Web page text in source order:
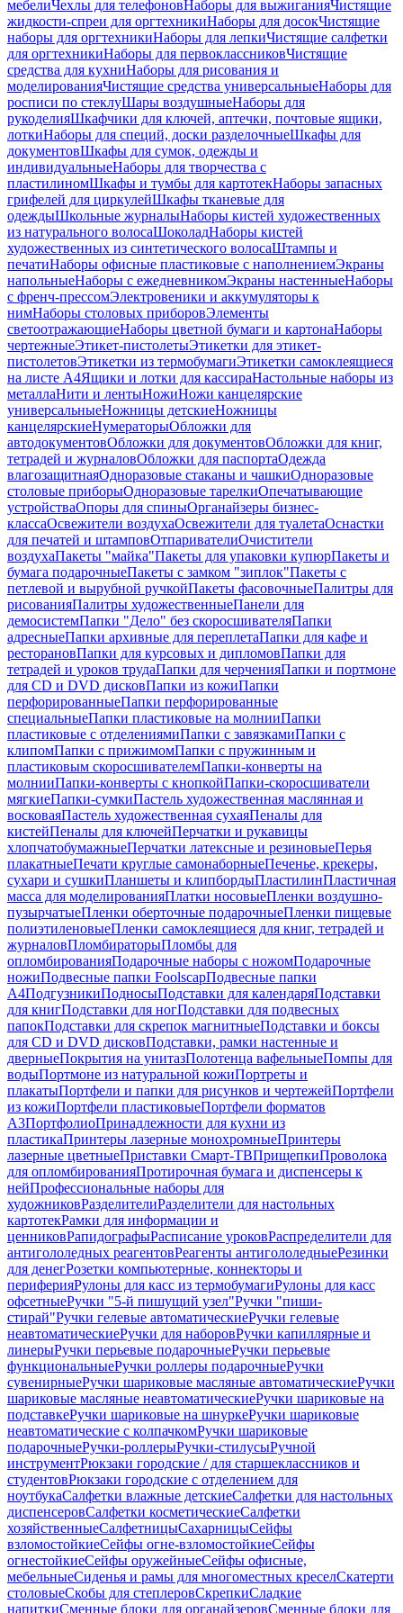
мебелиЧехлы для телефоновНаборы для выжиганияЧистящие
жидкости-спреи для оргтехникиНаборы для досокЧистящие
наборы для оргтехникиНаборы для лепкиЧистящие салфетки
для оргтехникиНаборы для первоклассниковЧистящие
средства для кухниНаборы для рисования и
моделированияЧистящие средства универсальныеНаборы для
росписи по стеклуШары воздушныеНаборы для
рукоделияШкафчики для ключей, аптечки, почтовые ящики,
лоткиНаборы для специй, доски разделочныеШкафы для
документовШкафы для сумок, одежды и
индивидуальныеНаборы для творчества с
пластилиномШкафы и тумбы для картотекНаборы запасных
грифелей для циркулейШкафы тканевые для
одеждыШкольные журналыНаборы кистей художественных
из натурального волосаШоколадНаборы кистей
художественных из синтетического волосаШтампы и
печатиНаборы офисные пластиковые с наполнениемЭкраны
напольныеНаборы с ежедневникомЭкраны настенныеНаборы
с френч-прессомЭлектровеники и аккумуляторы к
нимНаборы столовых приборовЭлементы
светоотражающиеНаборы цветной бумаги и картонаНаборы
чертежныеЭтикет-пистолетыЭтикетки для этикет-
пистолетовЭтикетки из термобумагиЭтикетки самоклеящиеся
на листе А4Ящики и лотки для кассираНастольные наборы из
металлаНити и лентыНожиНожи канцелярские
универсальныеНожницы детскиеНожницы
канцелярскиеНумераторыОбложки для
автодокументовОбложки для документовОбложки для книг,
тетрадей и журналовОбложки для паспортаОдежда
влагозащитнаяОдноразовые стаканы и чашкиОдноразовые
столовые приборыОдноразовые тарелкиОпечатывающие
устройстваОпоры для спиныОрганайзеры бизнес-
классаОсвежители воздухаОсвежители для туалетаОснастки
для печатей и штамповОтпаривателиОчистители
воздухаПакеты "майка"Пакеты для упаковки купюрПакеты и
бумага подарочныеПакеты с замком "зиплок"Пакеты с
петлевой и вырубной ручкойПакеты фасовочныеПалитры для
рисованияПалитры художественныеПанели для
демосистемПапки "Дело" без скоросшивателяПапки
адресныеПапки архивные для переплетаПапки для кафе и
ресторановПапки для курсовых и дипломовПапки для
тетрадей и уроков трудаПапки для черченияПапки и портмоне
для CD и DVD дисковПапки из кожиПапки
перфорированныеПапки перфорированные
специальныеПапки пластиковые на молнииПапки
пластиковые с отделениямиПапки с завязкамиПапки с
клипомПапки с прижимомПапки с пружинным и
пластиковым скоросшивателемПапки-конверты на
молнииПапки-конверты с кнопкойПапки-скоросшиватели
мягкиеПапки-сумкиПастель художественная маслянная и
восковаяПастель художественная сухаяПеналы для
кистейПеналы для ключейПерчатки и рукавицы
хлопчатобумажныеПерчатки латексные и резиновыеПерья
плакатныеПечати круглые самонаборныеПеченье, крекеры,
сухари и сушкиПланшеты и клипбордыПластилинПластичная
масса для моделированияПлатки носовыеПленки воздушно-
пузырчатыеПленки оберточные подарочныеПленки пищевые
полиэтиленовыеПленки самоклеящиеся для книг, тетрадей и
журналовПломбираторыПломбы для
опломбированияПодарочные наборы с ножомПодарочные
ножиПодвесные папки FoolscapПодвесные папки
А4ПодгузникиПодносыПодставки для календаряПодставки
для книгПодставки для ногПодставки для подвесных
папокПодставки для скрепок магнитныеПодставки и боксы
для CD и DVD дисковПодставки, рамки настенные и
дверныеПокрытия на унитазПолотенца вафельныеПомпы для
водыПортмоне из натуральной кожиПортреты и
плакатыПортфели и папки для рисунков и чертежейПортфели
из кожиПортфели пластиковыеПортфели форматов
А3ПортфолиоПринадлежности для кухни из
пластикаПринтеры лазерные монохромныеПринтеры
лазерные цветныеПриставки Смарт-ТВПрищепкиПроволока
для опломбированияПротирочная бумага и диспенсеры к
нейПрофессиональные наборы для
художниковРазделителиРазделители для настольных
картотекРамки для информации и
ценниковРапидографыРасписание уроковРаспределители для
антигололедных реагентовРеагенты антигололедныеРезинки
для денегРозетки компьютерные, коннекторы и
периферияРулоны для касс из термобумагиРулоны для касс
офсетныеРучки "5-й пишущий узел"Ручки "пиши-
стирай"Ручки гелевые автоматическиеРучки гелевые
неавтоматическиеРучки для наборовРучки капиллярные и
линерыРучки перьевые подарочныеРучки перьевые
функциональныеРучки роллеры подарочныеРучки
сувенирныеРучки шариковые масляные автоматическиеРучки
шариковые масляные неавтоматическиеРучки шариковые на
подставкеРучки шариковые на шнуркеРучки шариковые
неавтоматические с колпачкомРучки шариковые
подарочныеРучки-роллерыРучки-стилусыРучной
инструментРюкзаки городские / для старшеклассников и
студентовРюкзаки городские с отделением для
ноутбукаСалфетки влажные детскиеСалфетки для настольных
диспенсеровСалфетки косметическиеСалфетки
хозяйственныеСалфетницыСахарницыСейфы
взломостойкиеСейфы огне-взломостойкиеСейфы
огнестойкиеСейфы оружейныеСейфы офисные,
мебельныеСиденья и рамы для многоместных креселСкатерти
столовыеСкобы для степлеровСкрепкиСладкие
напиткиСменные блоки для органайзеровСменные блоки для